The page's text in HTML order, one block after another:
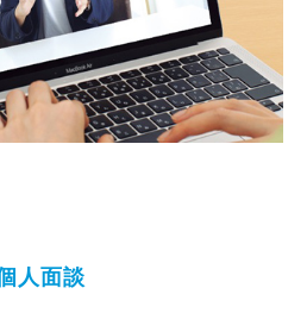
人面談